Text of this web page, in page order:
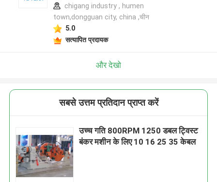
chigang industry , humen
town,dongguan city, china ,चीन
5.0
सत्यापित प्रदायक
और देखो
सबसे उत्तम प्रतिदान प्राप्त करें
उच्च गति 800RPM 1250 डबल ट्विस्ट
बंकर मशीन के लिए 10 16 25 35 केबल